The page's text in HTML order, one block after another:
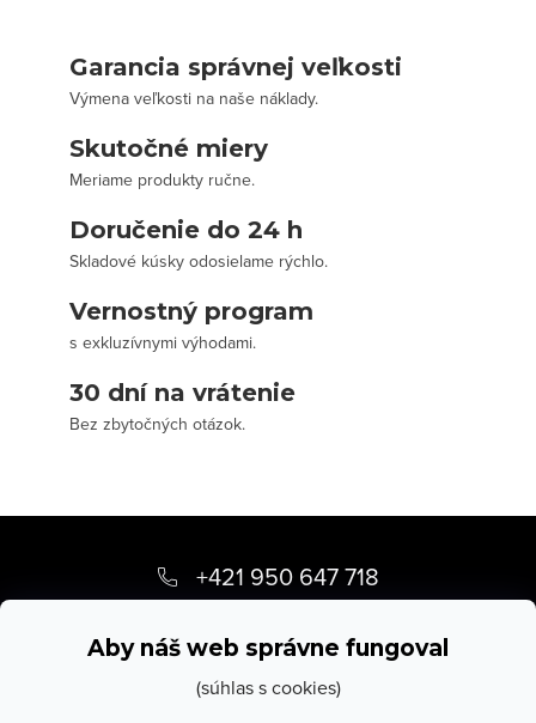
Aby náš web správne fungoval
(súhlas s cookies)
Garancia správnej veľkosti
Výmena veľkosti na naše náklady.
Skutočné miery
Meriame produkty ručne.
Doručenie do 24 h
Skladové kúsky odosielame rýchlo.
Vernostný program
s exkluzívnymi výhodami.
30 dní na vrátenie
Bez zbytočných otázok.
p
+421 950 647 718